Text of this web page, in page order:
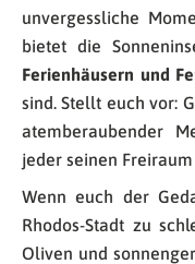
unvergessliche
bietet die
Ferienhäusern und
sind. Stellt euch vor:
atemberaubender
jeder seinen
Wenn euch der
Rhodos-Stadt zu
Oliven und